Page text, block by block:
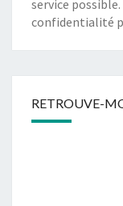
service
confidentialité
RETROUVE-